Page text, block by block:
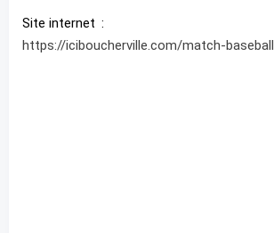
Site internet
https://iciboucherville.com/match-baseball